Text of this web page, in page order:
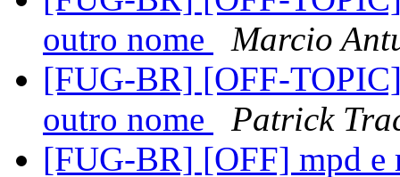
outro nome
Marcio
[FUG-BR] [OFF-
outro nome
Patrick
[FUG-BR] [OFF] mpd e